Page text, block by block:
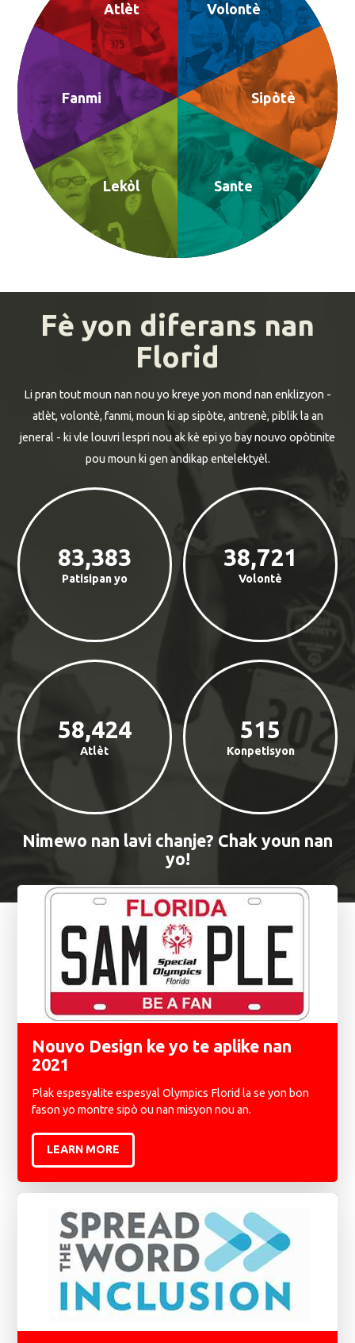
Atlèt Volontè
Fanmi Sipòtè
Lekòl Sante
Fè yon diferans nan
Florid
Li pran tout moun nan nou yo kreye yon mond nan enklizyon -
atlèt, volontè, fanmi, moun ki ap sipòte, antrenè, piblik la an
jeneral - ki vle louvri lespri nou ak kè epi yo bay nouvo opòtinite
pou moun ki gen andikap entelektyèl.
Patisipan yo
83,383
Volontè
38,721
Atlèt
58,424
Konpetisyon
515
Nimewo nan lavi chanje? Chak youn nan
yo!
Karakteristik
Nouvo Design ke yo te aplike nan
2021
Plak espesyalite espesyal Olympics Florid la se yon bon
fason yo montre sipò ou nan misyon nou an.
LEARN MORE